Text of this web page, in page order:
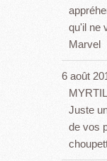
qu'il ne
Marvel
6 août
Juste
de vos